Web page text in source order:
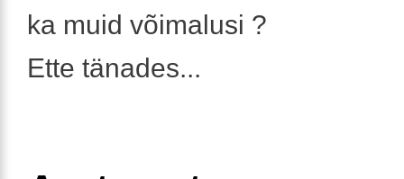
ka muid võimalusi ?
Ette tänades...